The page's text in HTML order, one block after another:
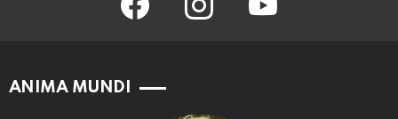
ANIMA MUNDI